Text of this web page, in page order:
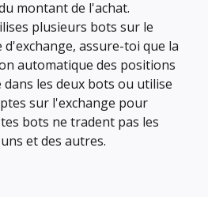
montant de l'achat.
plusieurs bots sur le
d'exchange, assure-toi que la
automatique des positions
dans les deux bots ou utilise
sur l'exchange pour
bots ne tradent pas les
et des autres.